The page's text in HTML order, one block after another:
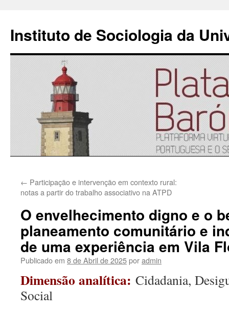
Instituto de Sociologia da
para
conteúdo
← Participação e intervenção em contexto rural:
notas a partir do trabalho associativo na ATPD
O envelhecimento digno e o
planeamento comunitário e
de uma experiência em Vila
Publicado em 8 de Abril de 2025poradmin
Dimensão analítica: Cidadania,
Social